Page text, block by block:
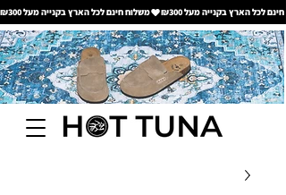
משלוח חינם לכל הארץ בקנייה מעל ₪300